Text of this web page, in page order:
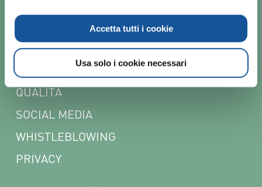
Accetta tutti i cookie
Usa solo i cookie necessari
CODICE ETICO
COOKIE
PARITÀ DI GENERE E INCLUSIONE
QUALITÀ
SOCIAL MEDIA
WHISTLEBLOWING
PRIVACY